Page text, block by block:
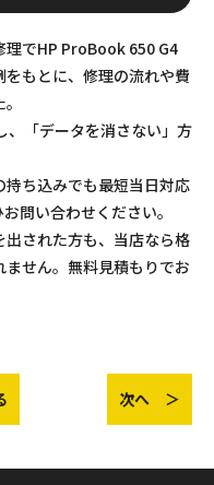
理でHP ProBook 650 G4
もとに、修理の流れや費
、「データを消さない」方
ち込みでも最短当日対応
問い合わせください。
された方も、当店なら格
せん。無料見積もりでお
次へ ＞